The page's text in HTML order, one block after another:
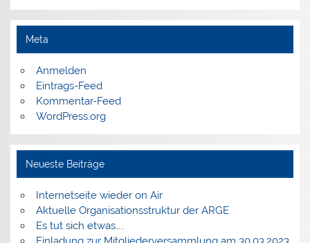
Meta
Anmelden
Eintrags-Feed
Kommentar-Feed
WordPress.org
Neueste Beiträge
Internetseite wieder on Air
Aktuelle Organisationsstruktur der ARGE
Es tut sich etwas…..